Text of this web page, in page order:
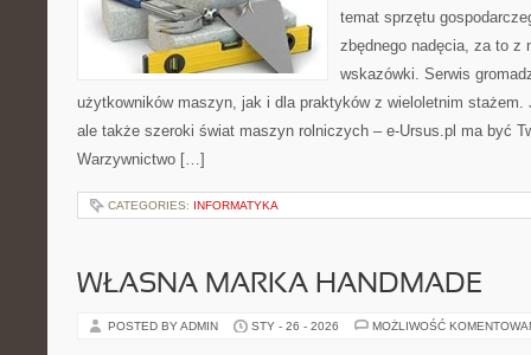
temat sprzętu
zbędnego nadęcia, za to z
wskazówki. Serwis
użytkowników maszyn, jak i dla praktyków z wieloletnim stażem.
ale także szeroki świat maszyn rolniczych – e-Ursus.pl ma być
Warzywnictwo […]
CATEGORIES: INFORMATYKA
WŁASNA MARKA HANDMADE
POSTED BY ADMIN STY - 26 - 2026 MOŻLIWOŚĆ